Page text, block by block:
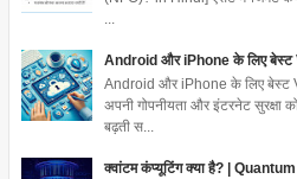
...
Android और iPhone के लिए बेस्ट
Android और iPhone के लिए बेस्ट
अपनी गोपनीयता और इंटरनेट सुरक्षा
बढ़ती स...
क्वांटम कंप्यूटिंग क्या है? |